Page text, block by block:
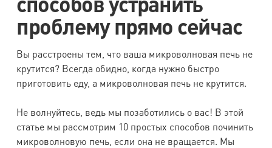
проблему прямо сейчас
Вы расстроены тем, что ваша микроволновая печь не
крутится? Всегда обидно, когда нужно быстро
приготовить еду, а микроволновая печь не крутится.
Не волнуйтесь, ведь мы позаботились о вас! В этой
статье мы рассмотрим 10 простых способов починить
микроволновую печь, если она не вращается. Мы